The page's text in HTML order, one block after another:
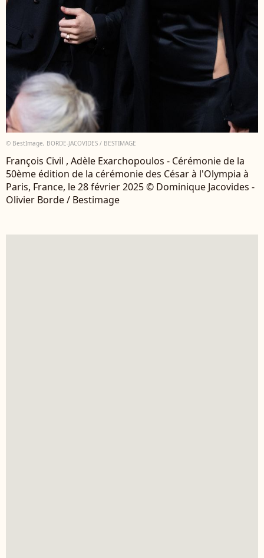
© BestImage, BORDE-JACOVIDES / BESTIMAGE
François Civil , Adèle Exarchopoulos - Cérémonie de la
50ème édition de la cérémonie des César à l'Olympia à
Paris, France, le 28 février 2025 © Dominique Jacovides -
Olivier Borde / Bestimage